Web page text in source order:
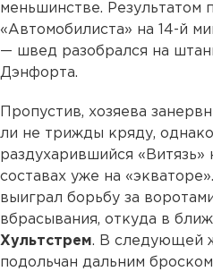
меньшинстве. Результатом
«Автомобилиста» на 14-й
— швед разобрался на
Дэнфорта.
Пропустив, хозяева
ли не трижды кряду,
раздухарившийся «Витязь»
составах уже на
выиграл борьбу за
вбрасывания, откуда в
Хультстрем. В следующей
подольчан дальним